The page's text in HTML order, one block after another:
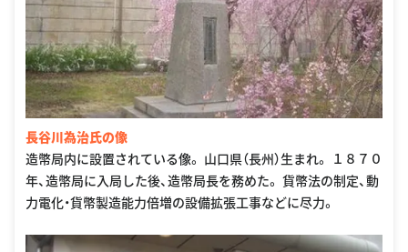
長谷川為治氏の像
造幣局内に設置されている像。 山口県（長州）生まれ。 １８７０
年、造幣局に入局した後、造幣局長を務めた。 貨幣法の制定、動
力電化・貨幣製造能力倍増の設備拡張工事などに尽力。